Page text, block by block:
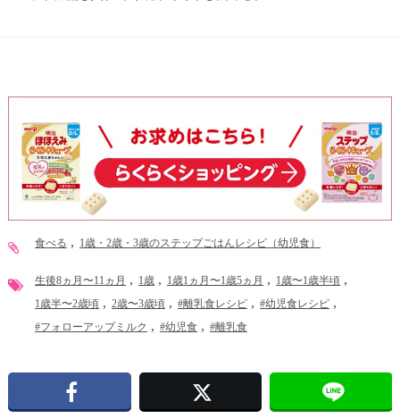
食べる 1歳・2歳・3歳のステップごはんレシピ（幼児食）
生後8ヵ月〜11ヵ月 1歳 1歳1ヵ月〜1歳5ヵ月 1歳〜1歳半頃
1歳半〜2歳頃 2歳〜3歳頃 #離乳食レシピ #幼児食レシピ
#フォローアップミルク #幼児食 #離乳食